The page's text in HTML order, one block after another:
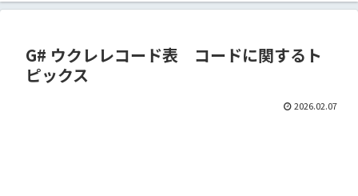
G# ウクレレコード表 コードに関するト
ピックス
2026.02.07